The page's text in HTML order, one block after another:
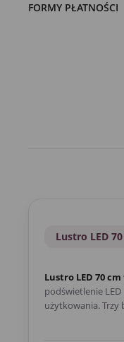
FORMY PŁATNOŚCI
Lustro LED
Lustro LED 70 cm
podświetlenie
użytkowania. Trzy